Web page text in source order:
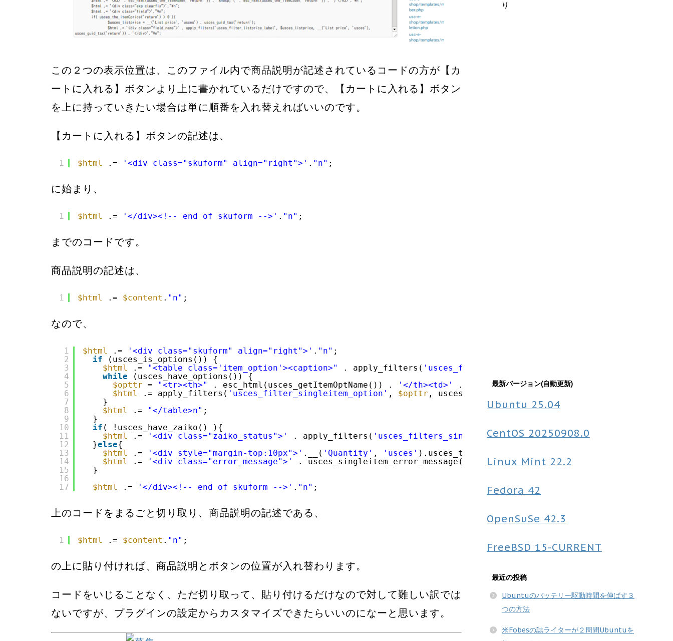
この２つの表示位置は、このファイル内で商品説明が記述されているコードの方が【カ
ートに入れる】ボタンより上に書かれているだけですので、【カートに入れる】ボタン
を上に持っていきたい場合は単に順番を入れ替えればいいのです。
【カートに入れる】ボタンの記述は、
1 $html .= '<div class="skuform" align="right">' . "n" ;
に始まり、
1 $html .= '</div><!-- end of skuform -->' . "n" ;
までのコードです。
商品説明の記述は、
1 $html .= $content . "n" ;
なので、
1
2
3
4
5
6
7
8
9
10
11
12
13
14
15
16
17
$html .= '<div class="skuform" align="right">' . "n" ;
if
(usces_is_options()) {
$html
.= "<table class='item_option'><caption>" . apply_filters( 'usces_filter_single_item_options_caption'
while
(usces_have_options()) {
$opttr = "<tr><th>" . esc_html(usces_getItemOptName()) . '</th><td>'
.
$html
.= apply_filters( 'usces_filter_singleitem_option' , $opttr , usces_getItemOptName(), NULL) .
}
$html
.= "</table>n" ;
}
if ( !usces_have_zaiko() ){
$html
.= '<div class="zaiko_status">' . apply_filters( 'usces_filters_single_sku_zaiko_message',
}else{
$html
.= '<div style="margin-top:10px">' .__( 'Quantity' , 'usces' ).usces_the_itemQuant(
$html
.= '<div class="error_message">' . usces_singleitem_error_message( $post->ID, usces_the_itemSku(
}
$html
.= '</div><!-- end of skuform -->' . "n" ;
上のコードをまるごと切り取り、商品説明の記述である、
1 $html .= $content . "n" ;
の上に貼り付ければ、商品説明とボタンの位置が入れ替わります。
コードをいじることなく、ただ切り取って、貼り付けるだけなので対して難しい訳では
ないですが、プラグインの設定からカスタマイズできたらいいのになーと思います。
り
最新バージョン(自動更新)
Ubuntu 25.04
CentOS 20250908.0
Linux Mint 22.2
Fedora 42
OpenSuSe 42.3
FreeBSD 15-CURRENT
最近の投稿
Ubuntuのバッテリー駆動時間を伸ばす３
つの方法
米Fobesの誌ライターが２周間Ubuntuを